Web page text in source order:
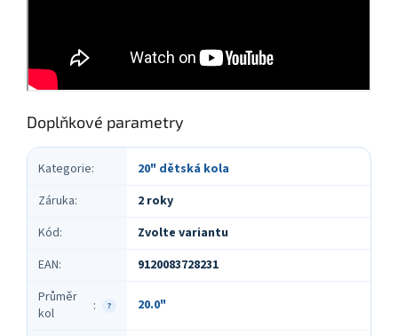
Doplňkové parametry
Kategorie:
20" dětská kola
Záruka:
2 roky
Kód:
Zvolte variantu
EAN: 9120083728231
?
Průměr
kol
: 20.0"